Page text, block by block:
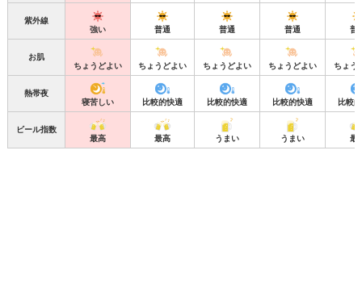
紫外線
強い
普通 普通 普通 普
お肌
ちょうどよい
ちょうどよい ちょうどよい ちょうどよい ちょう
熱帯夜
寝苦しい
比較的快適 比較的快適 比較的快適 比較
ビール指数
最高
最高 うまい うまい 最